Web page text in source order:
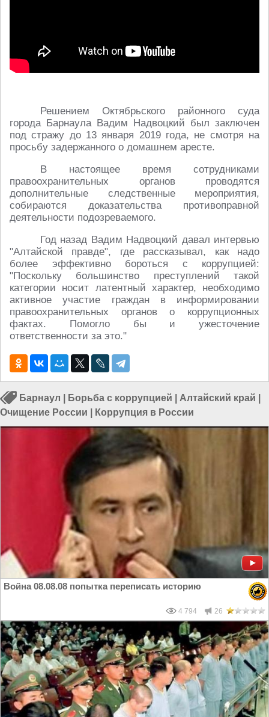
Решением Октябрьского районного суда
города Барнаула Вадим Надвоцкий был заключен
под стражу до 13 января 2019 года, не смотря на
просьбу задержанного о домашнем аресте.
В настоящее время сотрудниками
правоохранительных органов проводятся
дополнительные следственные мероприятия,
собираются доказательства противоправной
деятельности подозреваемого.
Год назад Вадим Надвоцкий давал интервью
"Алтайской правде", где рассказывал, как надо
более эффективно бороться с коррупцией:
"Поскольку большинство преступлений такой
категории носит латентный характер, необходимо
активное участие граждан в информировании
правоохранительных органов о коррупционных
фактах. Помогло бы и ужесточение
ответственности за это."
Барнаул Борьба с коррупцией Алтайский край
Очищение России
Коррупция в России
Война 08.08.08 попытка переписать историю
4 794 26